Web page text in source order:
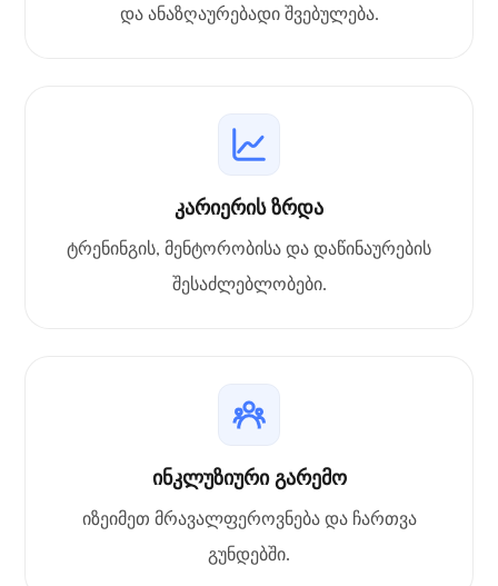
და ანაზღაურებადი შვებულება.
კარიერის ზრდა
ტრენინგის, მენტორობისა და დაწინაურების
შესაძლებლობები.
ინკლუზიური გარემო
იზეიმეთ მრავალფეროვნება და ჩართვა
გუნდებში.